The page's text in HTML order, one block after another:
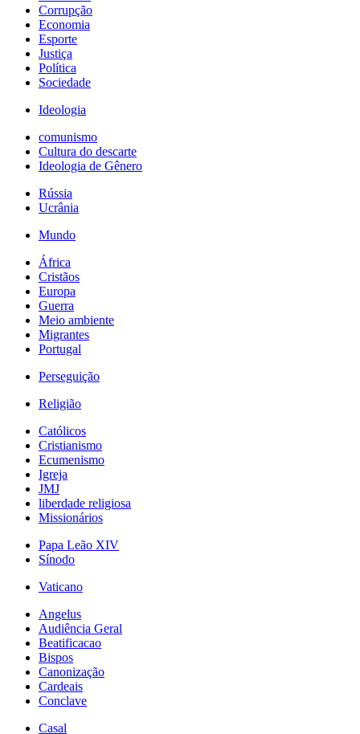
Corrupção
Economia
Esporte
Justiça
Política
Sociedade
Ideologia
comunismo
Cultura do descarte
Ideologia de Gênero
Rússia
Ucrânia
Mundo
África
Cristãos
Europa
Guerra
Meio ambiente
Migrantes
Portugal
Perseguição
Religião
Católicos
Cristianismo
Ecumenismo
Igreja
JMJ
liberdade religiosa
Missionários
Papa Leão XIV
Sínodo
Vaticano
Angelus
Audiência Geral
Beatificacao
Bispos
Canonização
Cardeais
Conclave
Casal